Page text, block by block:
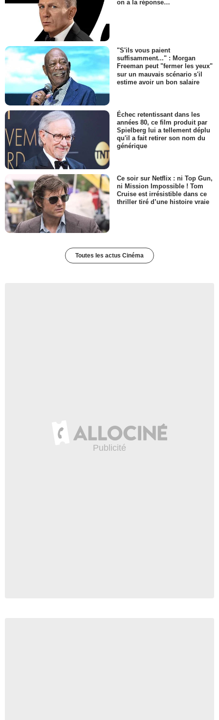
on a la réponse…
"S'ils vous paient
suffisamment..." : Morgan
Freeman peut "fermer les yeux"
sur un mauvais scénario s'il
estime avoir un bon salaire
Échec retentissant dans les
années 80, ce film produit par
Spielberg lui a tellement déplu
qu'il a fait retirer son nom du
générique
Ce soir sur Netflix : ni Top Gun,
ni Mission Impossible ! Tom
Cruise est irrésistible dans ce
thriller tiré d’une histoire vraie
Toutes les actus Cinéma